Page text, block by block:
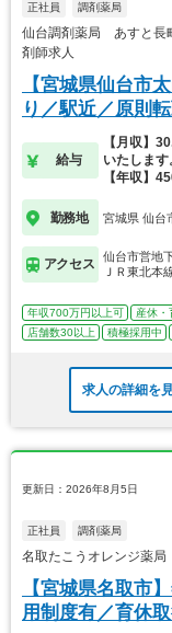
正社員 調剤薬局
仙台調剤薬局 あすと長
剤師求人
【宮城県仙台市
り／駅近／原則
給与
【月収】
いたします
【年収】
勤務地 宮城県 仙台
アクセス
仙台市営地
ＪＲ東北本
年収700万円以上可 産休・
店舗数30以上
積極採用中
求人の詳細を
更新日：2026年8月5日
正社員 調剤薬局
名取たこうオレンジ薬
【宮城県名取市
用制度有／育休